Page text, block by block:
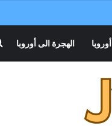
الهجرة الى أوروبا